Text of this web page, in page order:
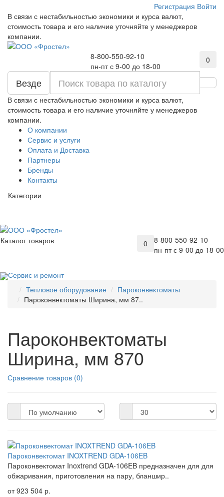
Регистрация Войти
В связи с нестабильностью экономики и курса валют,
стоимость товара и его наличие уточняйте у менеджеров
компании.
8-800-550-92-10
пн-пт с 9-00 до 18-00
0
Везде
В связи с нестабильностью экономики и курса валют,
стоимость товара и его наличие уточняйте у менеджеров
компании.
О компании
Сервис и услуги
Оплата и Доставка
Партнеры
Бренды
Контакты
Категории
8-800-550-92-10
пн-пт с 9-00 до 18-00
0
Каталог товаров
Сервис и ремонт
Тепловое оборудование
Пароконвектоматы
Пароконвектоматы Ширина, мм 87..
Пароконвектоматы
Ширина, мм 870
Сравнение товаров (0)
Пароконвектомат INOXTREND GDA-106EB
Пароконвектомат Inoxtrend GDA-106EB предназначен для для
обжаривания, приготовления на пару, бланшир..
от 923 504 р.